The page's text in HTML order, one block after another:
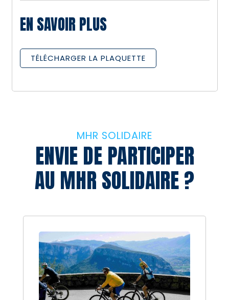
EN SAVOIR PLUS
TÉLÉCHARGER LA PLAQUETTE
MHR SOLIDAIRE
ENVIE DE PARTICIPER
AUMHR SOLIDAIRE ?